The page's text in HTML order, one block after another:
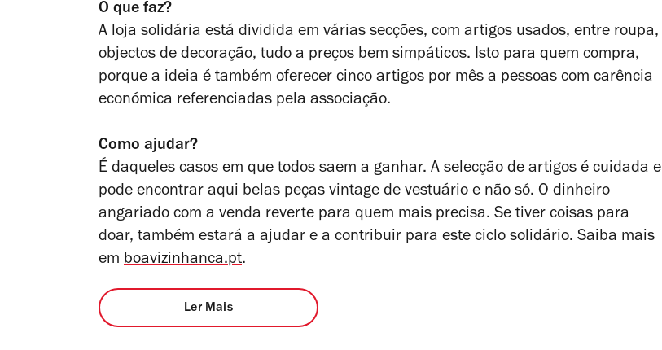
O que faz?
A loja solidária está dividida em várias secções, com artigos usados, entre roupa,
objectos de decoração, tudo a preços bem simpáticos. Isto para quem compra,
porque a ideia é também oferecer cinco artigos por mês a pessoas com carência
económica referenciadas pela associação.
Como ajudar?
É daqueles casos em que todos saem a ganhar. A selecção de artigos é cuidada e
pode encontrar aqui belas peças vintage de vestuário e não só. O dinheiro
angariado com a venda reverte para quem mais precisa. Se tiver coisas para
doar, também estará a ajudar e a contribuir para este ciclo solidário. Saiba mais
em boavizinhanca.pt.
Ler Mais